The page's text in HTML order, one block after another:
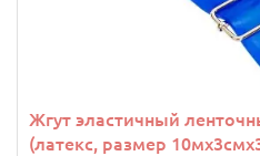
Жгут эластичный
(латекс, размер